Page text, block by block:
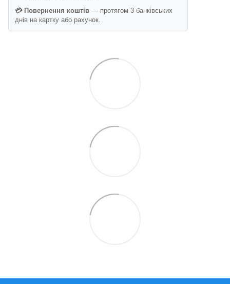
💳 Повернення коштів — протягом 3 банківських
днів на картку або рахунок.